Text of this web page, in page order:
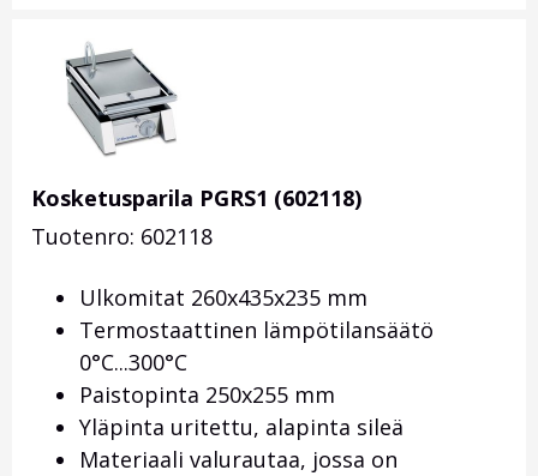
Kosketusparila PGRS1 (602118)
Tuotenro: 602118
Ulkomitat 260x435x235 mm
Termostaattinen lämpötilansäätö
0°C...300°C
Paistopinta 250x255 mm
Yläpinta uritettu, alapinta sileä
Materiaali valurautaa, jossa on